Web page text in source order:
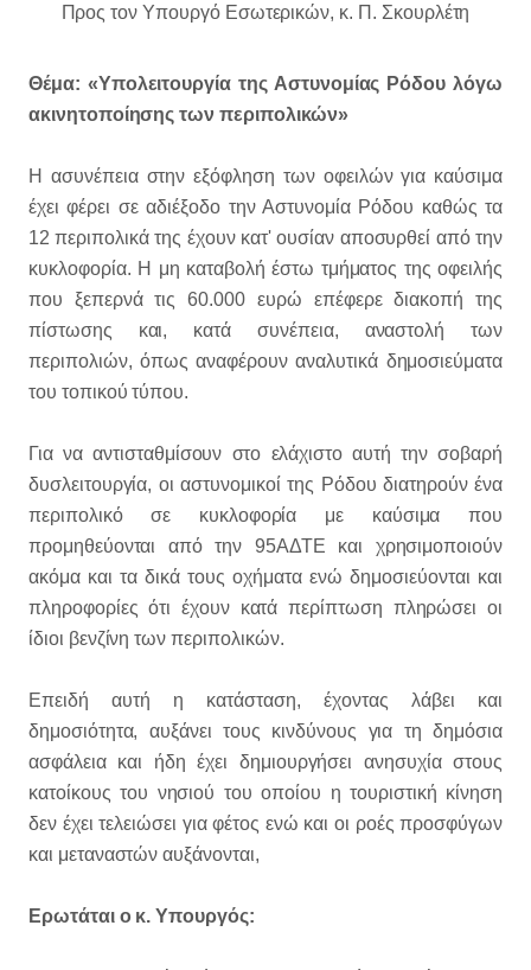
Προς τον Υπουργό Εσωτερικών, κ. Π. Σκουρλέτη
Θέμα: «Υπολειτουργία της Αστυνομίας Ρόδου λόγω
ακινητοποίησης των περιπολικών»
Η ασυνέπεια στην εξόφληση των οφειλών για καύσιμα
έχει φέρει σε αδιέξοδο την Αστυνομία Ρόδου καθώς τα
12 περιπολικά της έχουν κατ' ουσίαν αποσυρθεί από την
κυκλοφορία. Η μη καταβολή έστω τμήματος της οφειλής
που ξεπερνά τις 60.000 ευρώ επέφερε διακοπή της
πίστωσης και, κατά συνέπεια, αναστολή των
περιπολιών, όπως αναφέρουν αναλυτικά δημοσιεύματα
του τοπικού τύπου.
Για να αντισταθμίσουν στο ελάχιστο αυτή την σοβαρή
δυσλειτουργία, οι αστυνομικοί της Ρόδου διατηρούν ένα
περιπολικό σε κυκλοφορία με καύσιμα που
προμηθεύονται από την 95ΑΔΤΕ και χρησιμοποιούν
ακόμα και τα δικά τους οχήματα ενώ δημοσιεύονται και
πληροφορίες ότι έχουν κατά περίπτωση πληρώσει οι
ίδιοι βενζίνη των περιπολικών.
Επειδή αυτή η κατάσταση, έχοντας λάβει και
δημοσιότητα, αυξάνει τους κινδύνους για τη δημόσια
ασφάλεια και ήδη έχει δημιουργήσει ανησυχία στους
κατοίκους του νησιού του οποίου η τουριστική κίνηση
δεν έχει τελειώσει για φέτος ενώ και οι ροές προσφύγων
και μεταναστών αυξάνονται,
Ερωτάται ο κ. Υπουργός: